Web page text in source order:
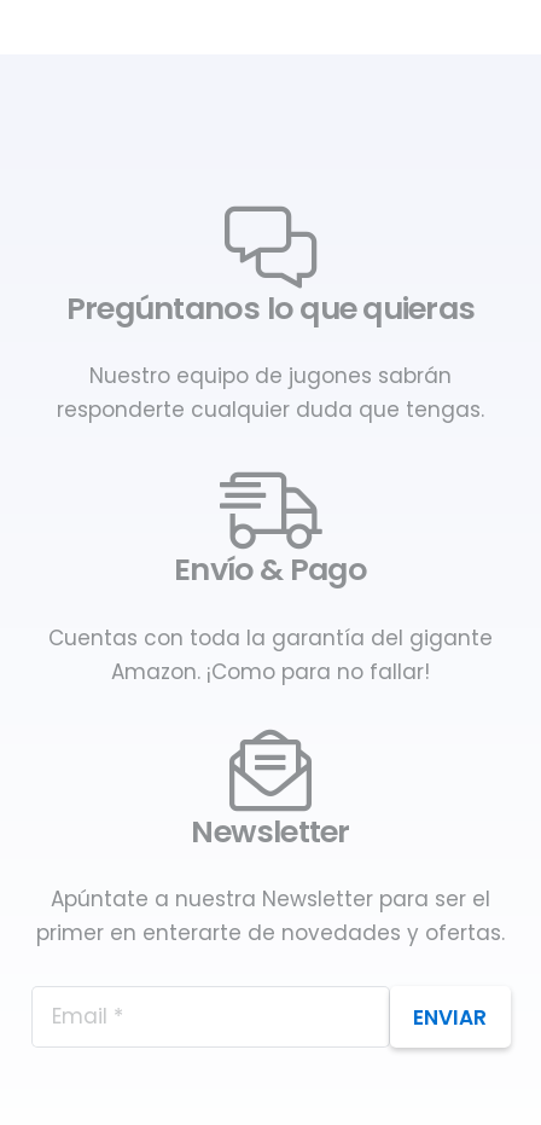
Pregúntanos lo que quieras
Nuestro equipo de jugones sabrán
responderte cualquier duda que tengas.
Envío & Pago
Cuentas con toda la garantía del gigante
Amazon. ¡Como para no fallar!
Newsletter
Apúntate a nuestra Newsletter para ser el
primer en enterarte de novedades y ofertas.
ENVIAR